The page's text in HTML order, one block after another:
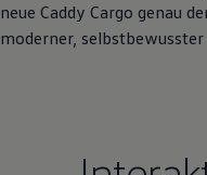
neue Caddy Cargo genau
moderner,